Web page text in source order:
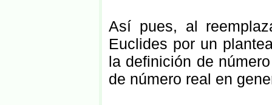
Así pues, al
Euclides por un
la definición de
de número real en